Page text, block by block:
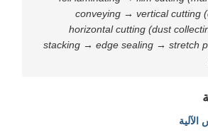
conveying → vertical cutting
horizontal cutting (dust
stacking → edge sealing → stretch